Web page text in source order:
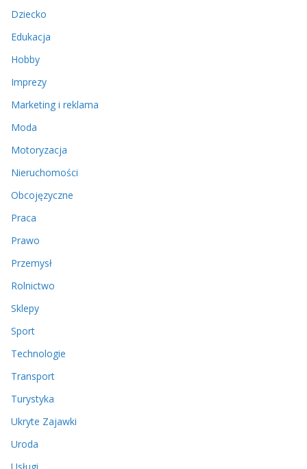
Dziecko
Edukacja
Hobby
Imprezy
Marketing i reklama
Moda
Motoryzacja
Nieruchomości
Obcojęzyczne
Praca
Prawo
Przemysł
Rolnictwo
Sklepy
Sport
Technologie
Transport
Turystyka
Ukryte Zajawki
Uroda